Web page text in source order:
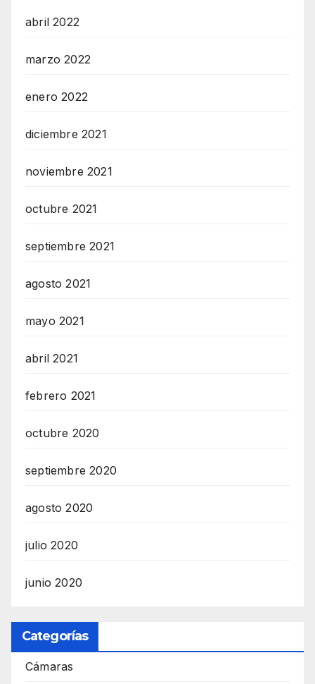
abril 2022
marzo 2022
enero 2022
diciembre 2021
noviembre 2021
octubre 2021
septiembre 2021
agosto 2021
mayo 2021
abril 2021
febrero 2021
octubre 2020
septiembre 2020
agosto 2020
julio 2020
junio 2020
Categorías
Cámaras